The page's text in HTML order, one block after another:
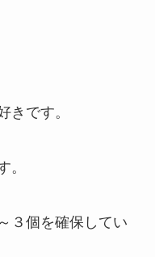
きです。
。
３個を確保してい